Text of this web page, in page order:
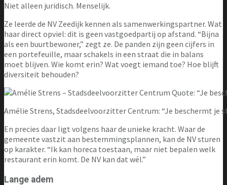
Niet alleen juridisch. Menselijk.
Ze leerde de NV Zeedijk kennen als samenwerkingspartner. Wat
haar direct opviel: dit is geen vastgoedpartij op afstand. “Bijna
als een buurtbewoner,” zegt ze. De panden zijn geen cijfers in
een portefeuille, maar schakels in een straat die in balans
moet blijven. Wie komt erin? Wat voegt iemand toe? Hoe blijft
diversiteit behouden?
Amélie Strens, Stadsdeelvoorzitter Centrum: “Je beschermt je
En precies daar ligt volgens haar de unieke kracht. Waar de
gemeente vastzit aan bestemmingsplannen, kan de NV sturen
op karakter. “Ik kan horeca toestaan, maar niet bepalen welk
restaurant erin komt. De NV kan dat wél.”
Lange adem